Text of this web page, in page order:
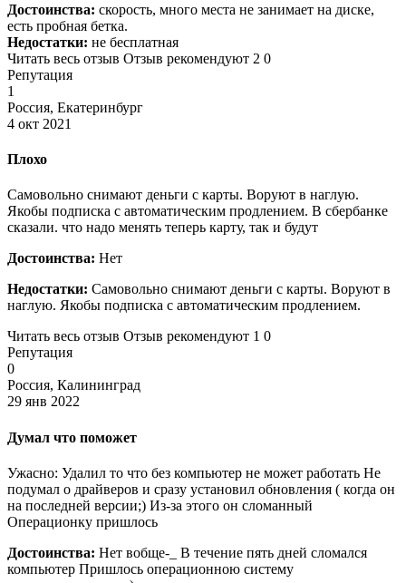
Достоинства: скорость, много места не занимает на диске,
есть пробная бетка.
Недостатки: не бесплатная
Читать весь отзыв Отзыв рекомендуют 2 0
Репутация
1
Россия, Екатеринбург
4 окт 2021
Плохо
Самовольно снимают деньги с карты. Воруют в наглую.
Якобы подписка с автоматическим продлением. В сбербанке
сказали. что надо менять теперь карту, так и будут
Достоинства: Нет
Недостатки: Самовольно снимают деньги с карты. Воруют в
наглую. Якобы подписка с автоматическим продлением.
Читать весь отзыв Отзыв рекомендуют 1 0
Репутация
0
Россия, Калининград
29 янв 2022
Думал что поможет
Ужасно: Удалил то что без компьютер не может работать Не
подумал о драйверов и сразу установил обновления ( когда он
на последней версии;) Из-за этого он сломанный
Операционку пришлось
Достоинства: Нет вобще-_ В течение пять дней сломался
компьютер Пришлось операционною систему